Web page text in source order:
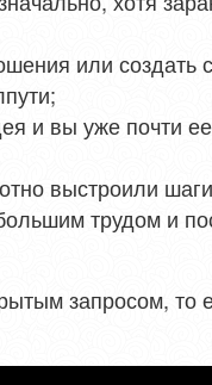
или
и вы уже почти
выстроили
трудом и
запросом, то